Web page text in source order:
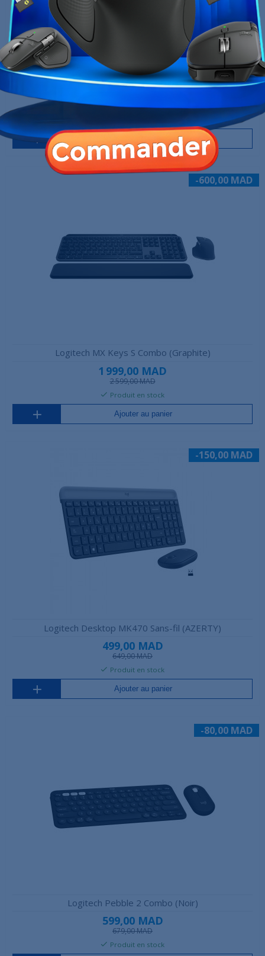
Logitech MK295 (Graphite)
399,00 MAD
Ajouter au panier
-600,00 MAD
Logitech MX Keys S Combo (Graphite)
1 999,00 MAD
2 599,00 MAD
Produit en stock
Ajouter au panier
-150,00 MAD
Logitech Desktop MK470 Sans-fil (AZERTY)
499,00 MAD
649,00 MAD
Produit en stock
Ajouter au panier
-80,00 MAD
Logitech Pebble 2 Combo (Noir)
599,00 MAD
679,00 MAD
Produit en stock